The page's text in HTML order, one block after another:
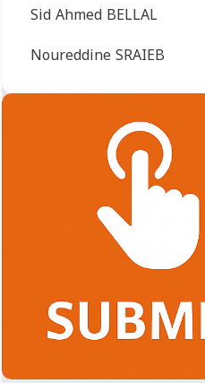
Sid Ahmed BELLAL
Noureddine SRAIEB